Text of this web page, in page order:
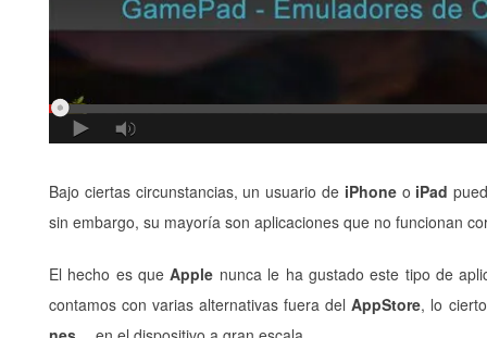
Bajo ciertas circunstancias, un usuario de iPhoneo iPad
sin embargo, su mayoría son aplicaciones que no funcionan
El hecho es queApple nunca le ha gustado este tipo de
contamos con varias alternativas fuera delAppStore, lo